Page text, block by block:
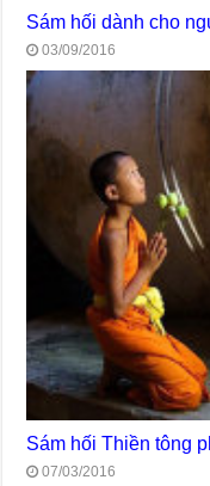
Sám hối dành cho
03/09/2016
Sám hối Thiền tông
07/03/2016